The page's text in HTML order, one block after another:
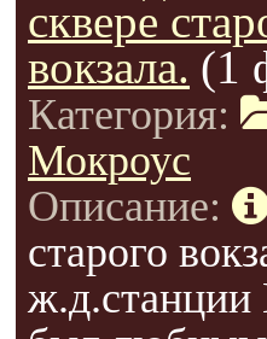
сквере
вокзала. (1
Категория:
Мокроус
Описание:
старого